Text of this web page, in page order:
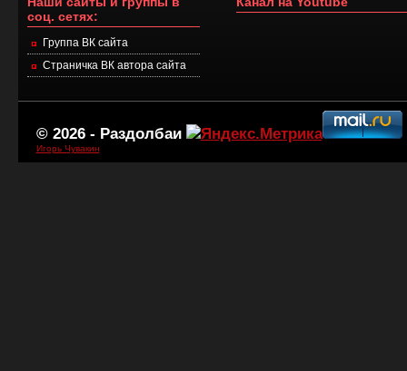
соц. сетях:
Группа ВК сайта
Страничка ВК автора сайта
© 2026 - Раздолбаи
Игорь Чувакин